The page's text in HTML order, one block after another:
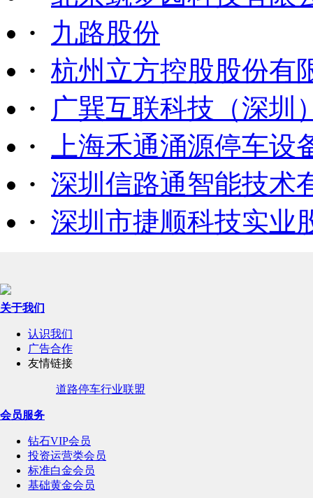
·
九路股份
· 杭州立方控股股份有
·
广巽互联科技（深圳
·
上海禾通涌源停车设
· 深圳信路通智能技术
· 深圳市捷顺科技实业
关于我们
认识我们
广告合作
友情链接
道路停车行业联盟
会员服务
钻石VIP会员
投资运营类会员
标准白金会员
基础黄金会员